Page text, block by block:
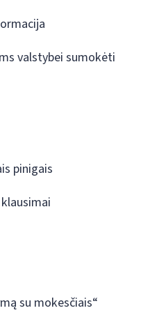
valstybei sumokėti
pinigais
su mokesčiais“